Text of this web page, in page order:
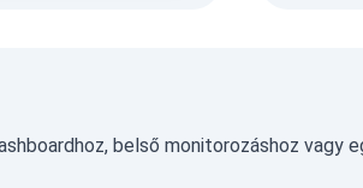
belső monitorozáshoz vagy